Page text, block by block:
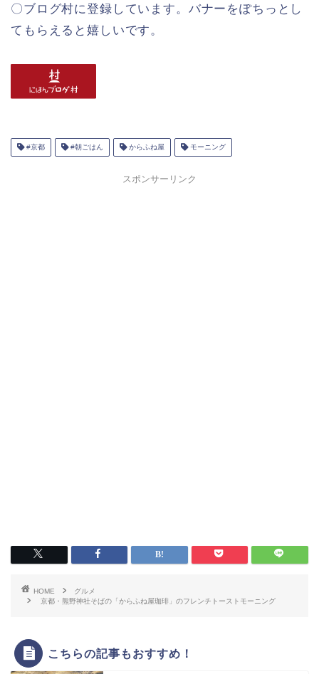
〇ブログ村に登録しています。バナーをぽちっとし
てもらえると嬉しいです。
#京都 #朝ごはん からふね屋 モーニング
スポンサーリンク
HOME
グルメ
京都・熊野神社そばの「からふね屋珈琲」のフレンチトーストモーニング
こちらの記事もおすすめ！